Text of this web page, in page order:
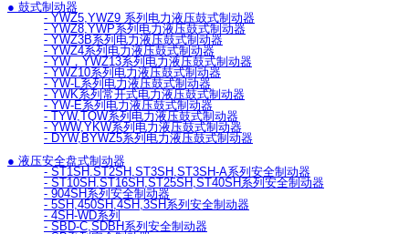
● 鼓式制动器
- YWZ5,YWZ9 系列电力液压鼓式制动器
- YWZ8,YWP系列电力液压鼓式制动器
- YWZ3B系列电力液压鼓式制动器
- YWZ4系列电力液压鼓式制动器
- YW，YWZ13系列电力液压鼓式制动器
- YWZ10系列电力液压鼓式制动器
- YW-L系列电力液压鼓式制动器
- YWK系列常开式电力液压鼓式制动器
- YW-E系列电力液压鼓式制动器
- TYW,TQW系列电力液压鼓式制动器
- YWW,YKW系列电力液压鼓式制动器
- DYW,BYWZ5系列电力液压鼓式制动器
● 液压安全盘式制动器
- ST1SH.ST2SH,ST3SH,ST3SH-A系列安全制动器
- ST10SH.ST16SH,ST25SH,ST40SH系列安全制动器
- 904SH系列安全制动器
- 5SH,450SH,4SH,3SH系列安全制动器
- 4SH-WD系列
- SBD-C,SDBH系列安全制动器